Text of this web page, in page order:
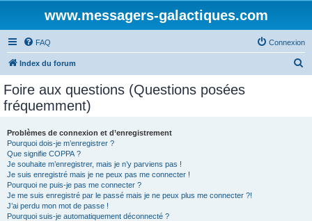
www.messagers-galactiques.com
FAQ Connexion
Index du forum
Foire aux questions (Questions posées
fréquemment)
Problèmes de connexion et d’enregistrement
Pourquoi dois-je m’enregistrer ?
Que signifie COPPA ?
Je souhaite m’enregistrer, mais je n’y parviens pas !
Je suis enregistré mais je ne peux pas me connecter !
Pourquoi ne puis-je pas me connecter ?
Je me suis enregistré par le passé mais je ne peux plus me connecter ?!
J’ai perdu mon mot de passe !
Pourquoi suis-je automatiquement déconnecté ?